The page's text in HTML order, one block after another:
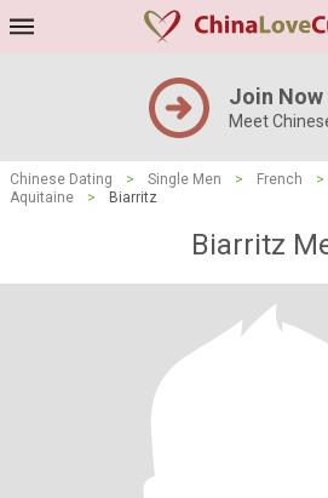
Join Now
Meet
Chinese Dating > Single Men > French >
Aquitaine
> Biarritz
Biarritz